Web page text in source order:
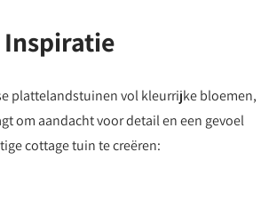
Inspiratie
plattelandstuinen vol kleurrijke bloemen,
om aandacht voor detail en een gevoel
cottage tuin te creëren: